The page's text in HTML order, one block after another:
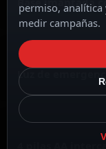
Luz de
4 pilas AA
permiso,
medir campañas.